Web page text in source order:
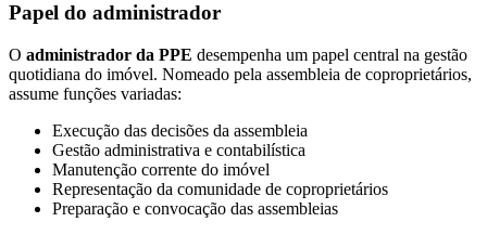
Papel do administrador
O administrador da PPE desempenha um papel central na gestão
quotidiana do imóvel. Nomeado pela assembleia de coproprietários,
assume funções variadas:
Execução das decisões da assembleia
Gestão administrativa e contabilística
Manutenção corrente do imóvel
Representação da comunidade de coproprietários
Preparação e convocação das assembleias